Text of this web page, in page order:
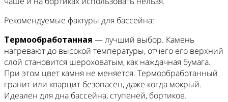
Рекомендуемые фактуры для бассейна:
Термообработанная — лучший выбор. Камень
нагревают до высокой температуры, отчего его верхний
слой становится шероховатым, как наждачная бумага.
При этом цвет камня не меняется. Термообработанный
гранит или кварцит безопасен, даже когда мокрый.
Идеален для дна бассейна, ступеней, бортиков.